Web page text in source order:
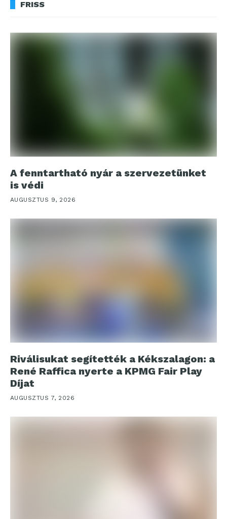
FRISS
A fenntartható nyár a szervezetünket
is védi
AUGUSZTUS 9, 2026
Riválisukat segítették a Kékszalagon: a
René Raffica nyerte a KPMG Fair Play
Díjat
AUGUSZTUS 7, 2026